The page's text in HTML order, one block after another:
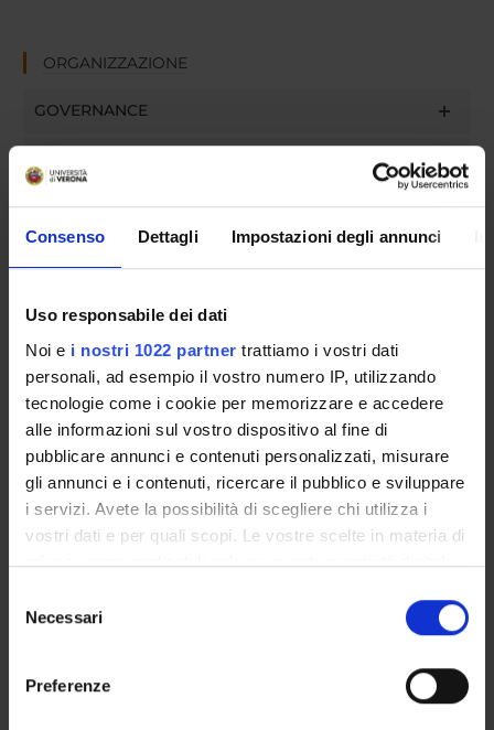
Consenso Dettagli Impostazioni degli annunci
Uso responsabile dei dati
Noi e i nostri 1022 partner trattiamo i vostri dati
personali, ad esempio il vostro numero IP, utilizzando
tecnologie come i cookie per memorizzare e accedere
alle informazioni sul vostro dispositivo al fine di
pubblicare annunci e contenuti personalizzati, misurare
gli annunci e i contenuti, ricercare il pubblico e sviluppare
i servizi. Avete la possibilità di scegliere chi utilizza i
vostri dati e per quali scopi. Le vostre scelte in materia di
privacy sono applicabili solo su questa proprietà digitale
modificare o revocare il proprio consenso in qualsiasi
momento dalla Dichiarazione sui cookie o facendo clic
delNecessari
Preferenze
ORGANIZZAZIONE
GOVERNANCE
UFFICI E STRUTTURE DI SERVIZIO
STRUTTURE DEL DIPARTIMENTO
LABORATORI DI RICERCA
CENTRI DI RICERCA
BIBLIOTECHE
SPIN OFF E AZIENDE
Luoghi